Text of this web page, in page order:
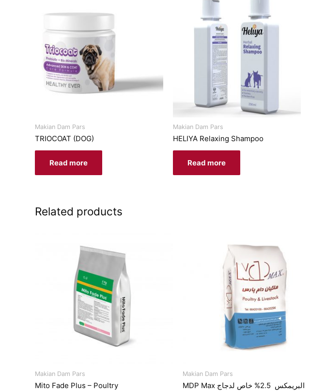
Makian Dam Pars
TRIOCOAT (DOG)
Read more
Makian Dam Pars
HELIYA Relaxing Shampoo
Read more
Related products
Makian Dam Pars
Mito Fade Plus – Poultry
Makian Dam Pars
MDP Max البریمکس 2.5% خاص لدجاج